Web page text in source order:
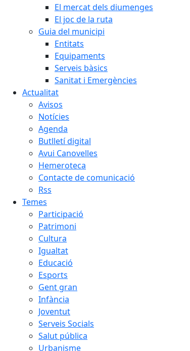
El mercat dels diumenges
El joc de la ruta
Guia del municipi
Entitats
Equipaments
Serveis bàsics
Sanitat i Emergències
Actualitat
Avisos
Notícies
Agenda
Butlletí digital
Avui Canovelles
Hemeroteca
Contacte de comunicació
Rss
Temes
Participació
Patrimoni
Cultura
Igualtat
Educació
Esports
Gent gran
Infància
Joventut
Serveis Socials
Salut pública
Urbanisme